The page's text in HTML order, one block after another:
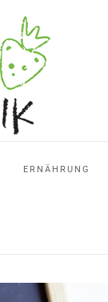
ERNÄHRUNG